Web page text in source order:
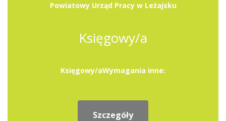
Powiatowy Urząd Pracy w Leżajsku
Księgowy/a
Księgowy/aWymagania inne:
Szczegóły